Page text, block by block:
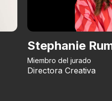
Stephanie
Miembro del jurado
Directora Creativa